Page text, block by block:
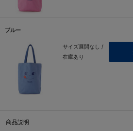
ブルー
サイズ展開なし /
在庫あり
商品説明